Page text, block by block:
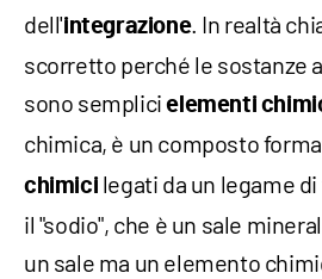
dell'integrazione. In realtà
scorretto perché le sostanze
sono semplicielementi
chimica, è un composto
chimici legati da un legame
il "sodio", che è un sale
un sale ma un elemento